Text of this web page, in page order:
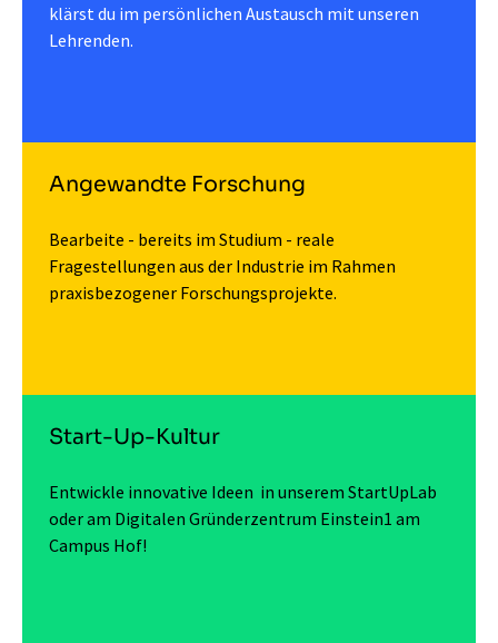
klärst du im persönlichen Austausch mit unseren
Lehrenden.
Angewandte Forschung
Bearbeite - bereits im Studium - reale
Fragestellungen aus der Industrie im Rahmen
praxisbezogener Forschungsprojekte.
Start-Up-Kultur
Entwickle innovative Ideen in unserem StartUpLab
oder am Digitalen Gründerzentrum Einstein1 am
Campus Hof!